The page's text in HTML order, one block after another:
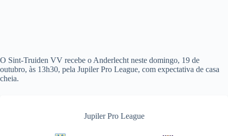
O Sint-Truiden VV recebe o Anderlecht neste domingo, 19 de
outubro, às 13h30, pela Jupiler Pro League, com expectativa de casa
cheia.
Jupiler Pro League